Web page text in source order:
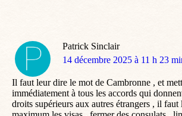
Patrick Sinclair
dit
14 décembre 2025 à 11 h 23
Il faut leur dire le mot de Cambronne , et
immédiatement à tous les accords qui
droits supérieurs aux autres étrangers , il faut